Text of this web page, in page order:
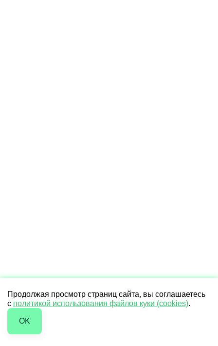
Продолжая просмотр страниц сайта, вы соглашаетесь
с политикой использования файлов куки (cookies).
OK